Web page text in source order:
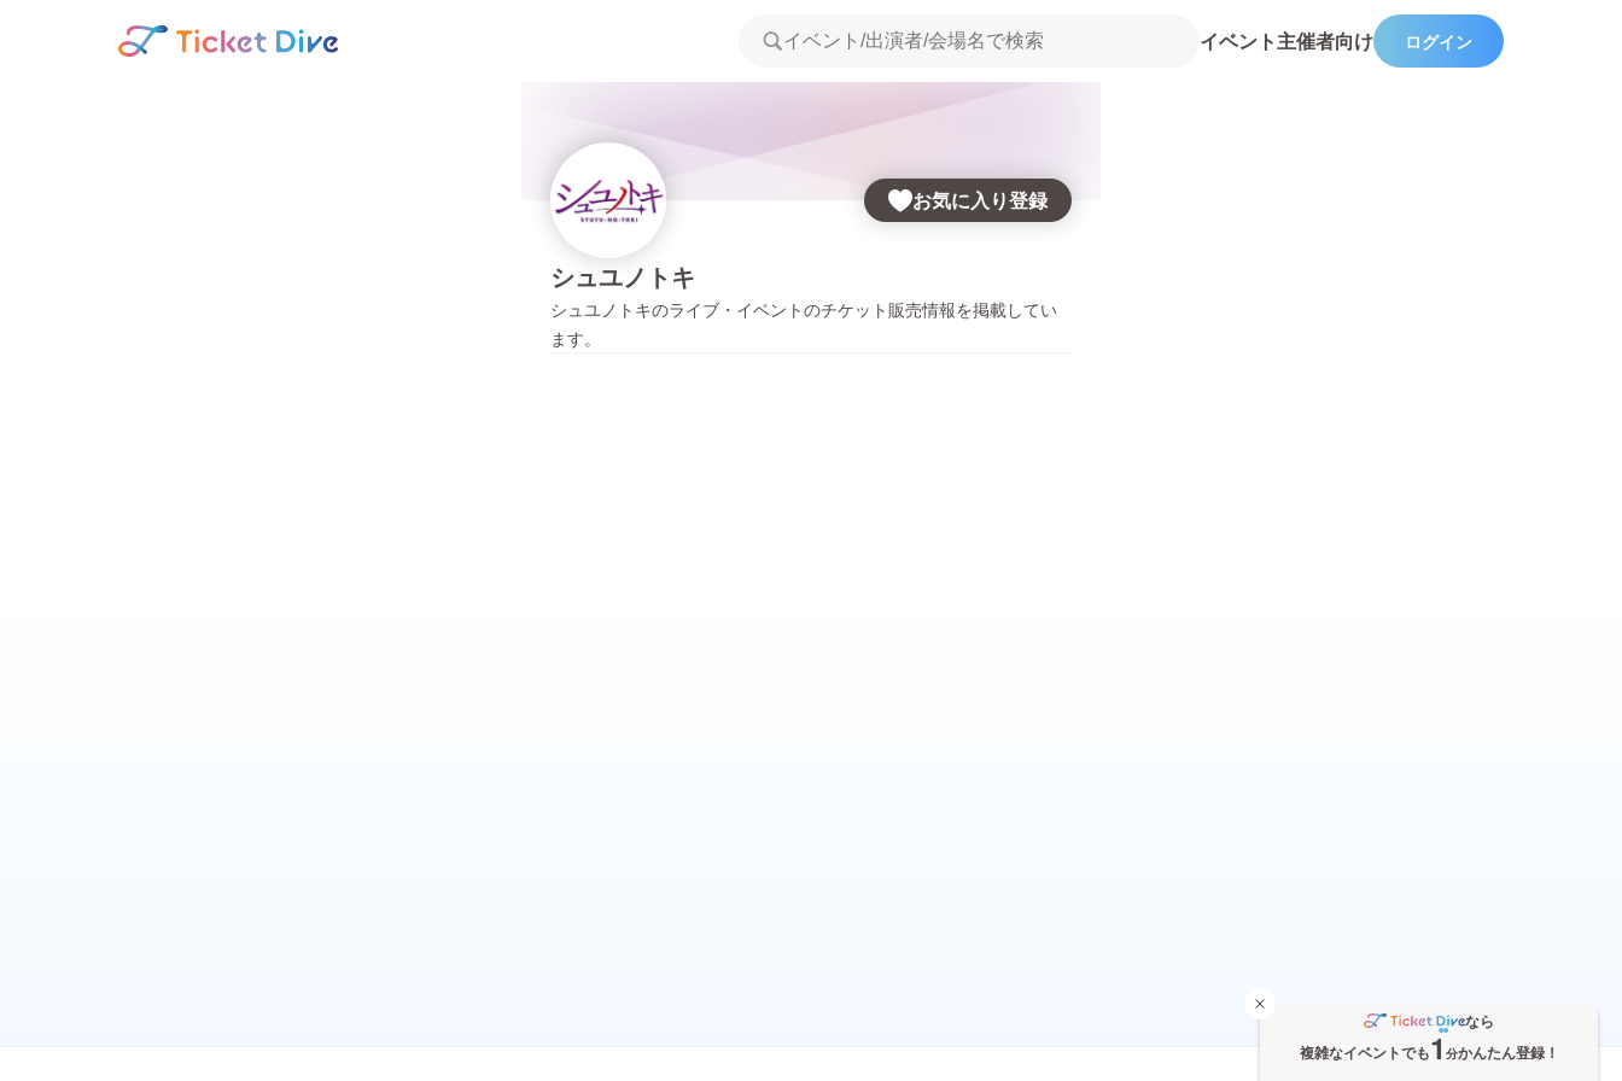
イベント主催者向け ログイン
お気に入り登録
シュユノトキ
シュユノトキのライブ・イベントのチケット販売情報を掲載してい
ます。
なら
複雑なイベントでも1 分かんたん登録！